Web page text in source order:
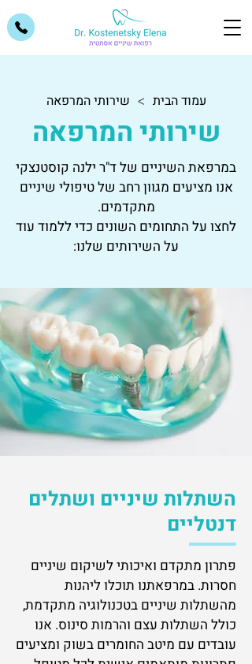
עמוד הבית > שירותי המרפאה
שירותי המרפאה
במרפאת השיניים של ד"ר ילנה קוסטנצקי
אנו מציעים מגוון רחב של טיפולי שיניים
מתקדמים.
לחצו על התחומים השונים כדי ללמוד עוד
על השירותים שלנו:
השתלות שיניים ושתלים
דנטליים
פתרון מתקדם ואיכותי לשיקום שיניים
חסרות. במרפאתנו תוכלו ליהנות
מהשתלות שיניים בטכנולוגיה מתקדמת,
כולל השתלות עצם והרמות סינוס. אנו
עובדים עם מיטב החומרים בשוק ומציעים